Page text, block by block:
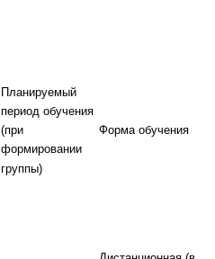
Планируемый
период обучения
(при
формировании
группы)
Форма обучения